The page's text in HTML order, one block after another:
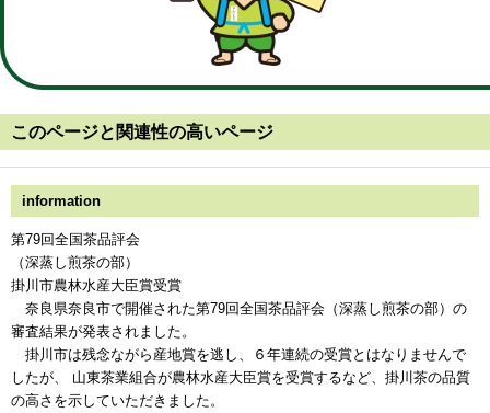
このページと 関連性の高いページ
information
第79回全国茶品評会
（深蒸し煎茶の部）
掛川市農林水産大臣賞受賞
奈良県奈良市で開催された第79回全国茶品評会（深蒸し煎茶の部）の
審査結果が発表されました。
掛川市は残念ながら産地賞を逃し、６年連続の受賞とはなりませんで
したが、 山東茶業組合が農林水産大臣賞を受賞するなど、掛川茶の品質
の高さを示していただきました。